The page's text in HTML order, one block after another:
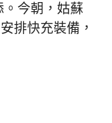
今朝，姑蘇
排快充裝備，